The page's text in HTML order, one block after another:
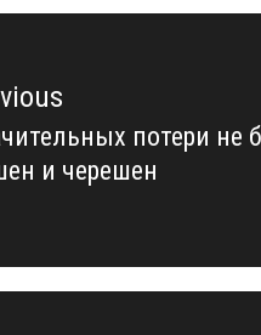
потери не
и черешен